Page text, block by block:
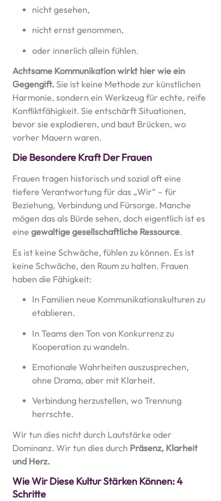
nicht gesehen,
nicht ernst genommen,
oder innerlich allein fühlen.
Achtsame Kommunikation wirkt hier wie ein
Gegengift. Sie ist keine Methode zur künstlichen
Harmonie, sondern ein Werkzeug für echte, reife
Konfliktfähigkeit. Sie entschärft Situationen,
bevor sie explodieren, und baut Brücken, wo
vorher Mauern waren.
Die Besondere Kraft Der Frauen
Frauen tragen historisch und sozial oft eine
tiefere Verantwortung für das „Wir“ – für
Beziehung, Verbindung und Fürsorge. Manche
mögen das als Bürde sehen, doch eigentlich ist es
eine gewaltige gesellschaftliche Ressource.
Es ist keine Schwäche, fühlen zu können. Es ist
keine Schwäche, den Raum zu halten. Frauen
haben die Fähigkeit:
In Familien neue Kommunikationskulturen zu
etablieren.
In Teams den Ton von Konkurrenz zu
Kooperation zu wandeln.
Emotionale Wahrheiten auszusprechen,
ohne Drama, aber mit Klarheit.
Verbindung herzustellen, wo Trennung
herrschte.
Wir tun dies nicht durch Lautstärke oder
Dominanz. Wir tun dies durch Präsenz, Klarheit
und Herz.
Wie Wir Diese Kultur Stärken Können: 4
Schritte